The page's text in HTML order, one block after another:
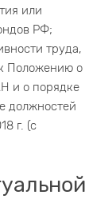
или
РФ;
труда,
Положению о
и о порядке
должностей
г. (с